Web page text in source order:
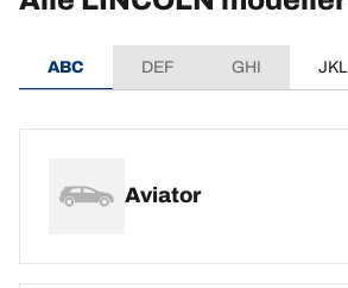
ABC DEF GHI JKL
Aviator